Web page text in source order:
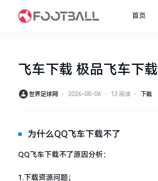
首页
飞车下载 极品飞车下载
世界足球网 ⋅ 2026-08-06 ⋅ 13 阅读 ⋅ 下载
为什么QQ飞车下载不了
QQ飞车下载不了原因分析：
1.下载资源问题；